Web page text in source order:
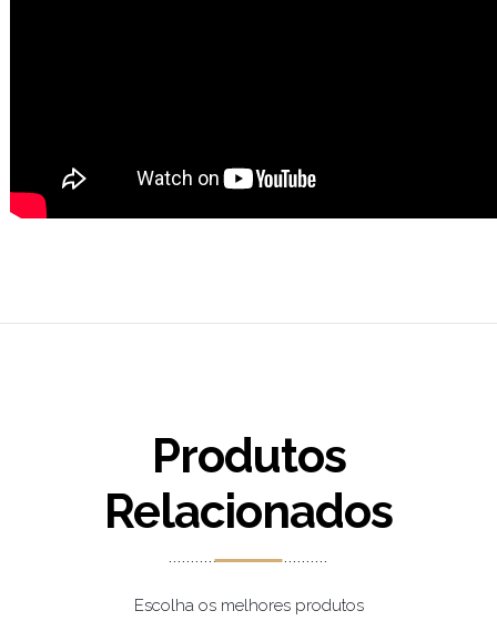
Produtos
Relacionados
Escolha os melhores produtos